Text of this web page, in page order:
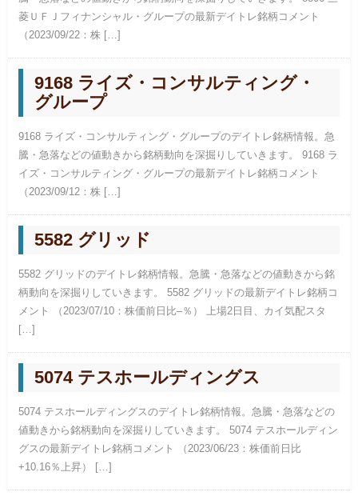
菱ＵＦＪフィナンシャル・グループの最新デイトレ銘柄コメント
（2023/09/22：株 […]
9168 ライズ・コンサルティング・
グループ
9168 ライズ・コンサルティング・グループのデイトレ銘柄情報。急
騰・急落などの値動きから銘柄動向を深掘りしていきます。 9168 ラ
イズ・コンサルティング・グループの最新デイトレ銘柄コメント
（2023/09/12：株 […]
5582 グリッド
5582 グリッドのデイトレ銘柄情報。急騰・急落などの値動きから銘
柄動向を深掘りしていきます。 5582 グリッドの最新デイトレ銘柄コ
メント （2023/07/10：株価前日比–％） 上場2日目、カイ気配スタ
[…]
5074 テスホールディングス
5074 テスホールディングスのデイトレ銘柄情報。急騰・急落などの
値動きから銘柄動向を深掘りしていきます。 5074 テスホールディン
グスの最新デイトレ銘柄コメント （2023/06/23：株価前日比
+10.16％上昇） […]